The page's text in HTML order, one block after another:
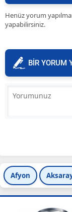
Henüz yorum
yapabilirsiniz.
BİR YORUM
Afyon